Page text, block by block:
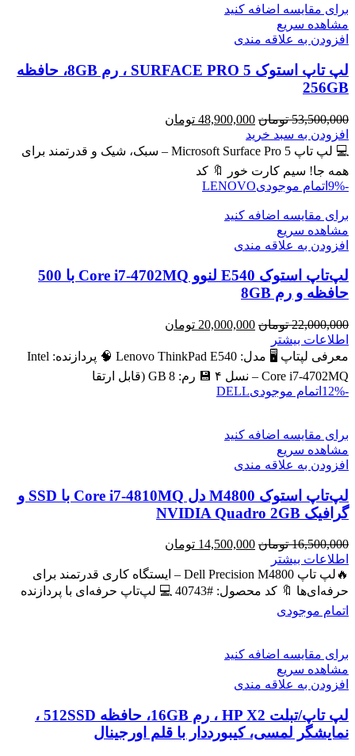
برای مقایسه اضافه کنید
مشاهده سریع
افزودن به علاقه مندی
لپ تاپ استوک SURFACE PRO 5 ، رم 8GB، حافظه
256GB
53,500,000 تومان قیمت
اصلی
53,500,000 تومان
48,900,000 تومان
48,900,000 تومان
افزودن به سبد خرید
💻 لپ تاپ Microsoft Surface Pro 5 – سبک، شیک و قدرتمند برای
همه جا! سیم کارت خور 🔖 کد
-9%
اتمام موجودیLENOVO
برای مقایسه اضافه کنید
مشاهده سریع
افزودن به علاقه مندی
لپ‌تاپ استوک E540 لنوو Core i7-4702MQ با 500
حافظه و رم 8GB
22,000,000 تومان قیمت
22,000,000 تومان
20,000,000 تومان
20,000,000 تومان
است.
اطلاعات بیشتر
معرفی لپتاپ 🖥️ مدل: Lenovo ThinkPad E540 🧠 پردازنده: Intel
Core i7‑4702MQ – نسل ۴ 💾 رم: 8 GB (قابل ارتقا
-12%
اتمام موجودیDELL
برای مقایسه اضافه کنید
مشاهده سریع
افزودن به علاقه مندی
لپ‌تاپ استوک M4800 دل Core i7-4810MQ با SSD و
گرافیک NVIDIA Quadro 2GB
16,500,000 تومان قیمت
16,500,000 تومان
بود.
14,500,000 تومان
14,500,000 تومان
است.
اطلاعات بیشتر
🔥لپ تاپ Dell Precision M4800 – ایستگاه کاری قدرتمند برای
حرفه‌ای‌ها 🔖 کد محصول: #40743 💻 لپ‌تاپ حرفه‌ای با پردازنده
اتمام موجودی
برای مقایسه اضافه کنید
مشاهده سریع
افزودن به علاقه مندی
لپ تاپ/تبلت HP X2 ، رم 16GB، حافظه 512SSD ،
نمایشگر لمسی، کیبورددار با قلم اورجینال